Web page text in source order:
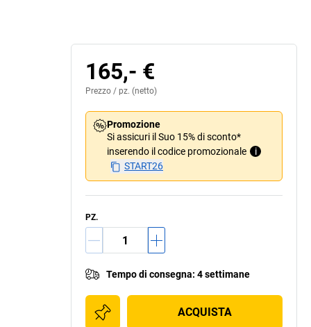
165,- €
Prezzo / pz. (netto)
Promozione
Si assicuri il Suo 15% di sconto*
inserendo il codice promozionale
i
START26
PZ.
Tempo di consegna: 4 settimane
ACQUISTA